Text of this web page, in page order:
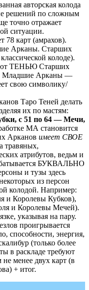
авторская колода
решений по сложным
точно отражает
ситуации.
78 карт (амрахов).
Арканы. Старших
колоде).
ТЕНЬЮ Старших
Младшие Арканы —
свою символику/
Таро Теней делать
их по мастям:
с 51 по 64 — Мечи,
МА становится
Арканов имеет СВОЕ
травяных,
атрибутов, ведьм и
БУКВАЛЬНО
и тузы здесь
из персон
колодой. Например:
и Королевы Кубков),
и Королевы Мечей).
указывая на пару.
проигрывается
способности, энергия,
(только более
в раскладе требуют
менее двух карт (в
+ итог.